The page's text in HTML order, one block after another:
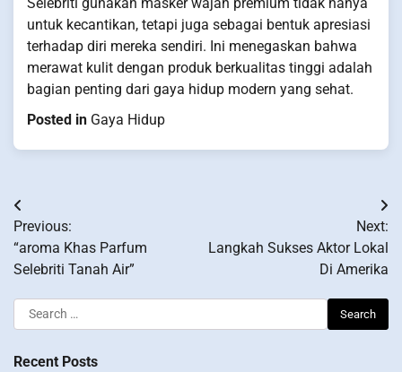
untuk kecantikan, tetapi juga sebagai bentuk apresiasi
terhadap diri mereka sendiri. Ini menegaskan bahwa
merawat kulit dengan produk berkualitas tinggi adalah
bagian penting dari gaya hidup modern yang sehat.
Posted in Gaya Hidup
Post
navigation
Previous:
“aroma Khas Parfum
Selebriti Tanah Air”
Next:
Langkah Sukses Aktor Lokal
Di Amerika
Search
for:
Recent Posts